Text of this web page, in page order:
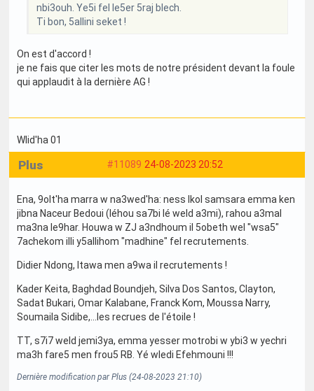
nbi3ouh. Ye5i fel le5er 5raj blech.
Ti bon, 5allini seket !
On est d'accord !
je ne fais que citer les mots de notre président devant la foule
qui applaudit à la dernière AG !
Wlid'ha 01
#11089 24-08-2023 20:52
Plus
Ena, 9olt'ha marra w na3wed'ha: ness lkol samsara emma ken
jibna Naceur Bedoui (léhou sa7bi lé weld a3mi), rahou a3mal
ma3na le9har. Houwa w ZJ a3ndhoum il 5obeth wel "wsa5"
7achekom illi y5allihom "madhine" fel recrutements.
Didier Ndong, ltawa men a9wa il recrutements !
Kader Keita, Baghdad Boundjeh, Silva Dos Santos, Clayton,
Sadat Bukari, Omar Kalabane, Franck Kom, Moussa Narry,
Soumaila Sidibe,...les recrues de l'étoile !
TT, s7i7 weld jemi3ya, emma yesser motrobi w ybi3 w yechri
ma3h fare5 men frou5 RB. Yé wledi Efehmouni !!!
Dernière modification par Plus (24-08-2023 21:10)